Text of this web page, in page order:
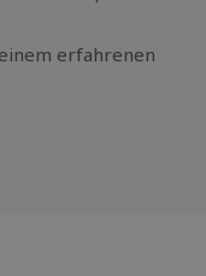
erfahrenen